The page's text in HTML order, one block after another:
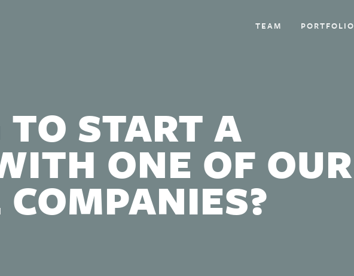
TEAM PORTFOLIO
START A
ONE OF OUR